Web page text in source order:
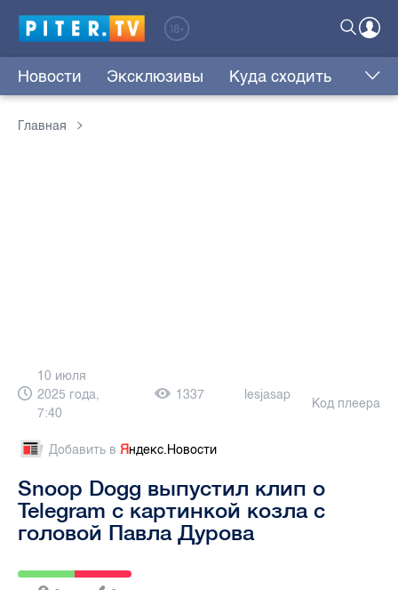
Новости Эксклюзивы Куда сходить
Главная
10 июля
2025 года,
7:40
1337 lesjasap
Код плеера
Добавить в Яндекс.Новости
Snoop Dogg выпустил клип о
Telegram с картинкой козла с
головой Павла Дурова